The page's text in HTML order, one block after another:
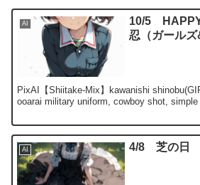
AI
10/5
忍（ガールズ
PixAI【Shiitake-Mix】kawanishi
ooarai military uniform, cowboy shot,
AI 4/8 芝の日